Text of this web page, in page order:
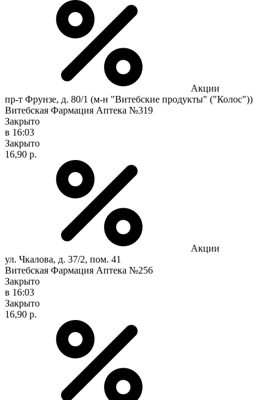
Акции
пр-т Фрунзе, д. 80/1 (м-н "Витебские продукты" ("Колос"))
Витебская Фармация Аптека №319
Закрыто
в 16:03
Закрыто
16,90 р.
Акции
ул. Чкалова, д. 37/2, пом. 41
Витебская Фармация Аптека №256
Закрыто
в 16:03
Закрыто
16,90 р.